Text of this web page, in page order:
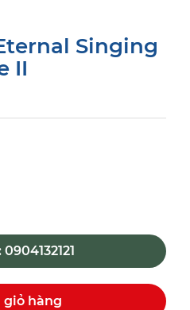
Singing
II
giỏ hàng